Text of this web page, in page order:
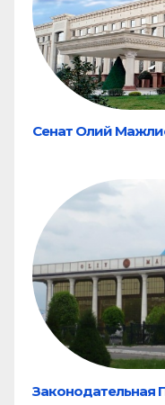
Сенат Олий
Законодательная